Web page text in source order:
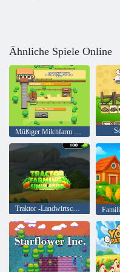
Ähnliche Spiele Online
Müßiger Milchfarm Tycoon
Traktor -Landwirtschaftsimulator